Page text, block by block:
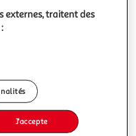
appetit ! Vous allez
de ce produit ?
externes, traitent des
J'accepte